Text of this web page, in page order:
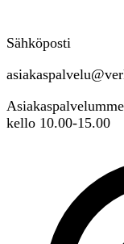
Sähköposti
kello 10.00-15.00